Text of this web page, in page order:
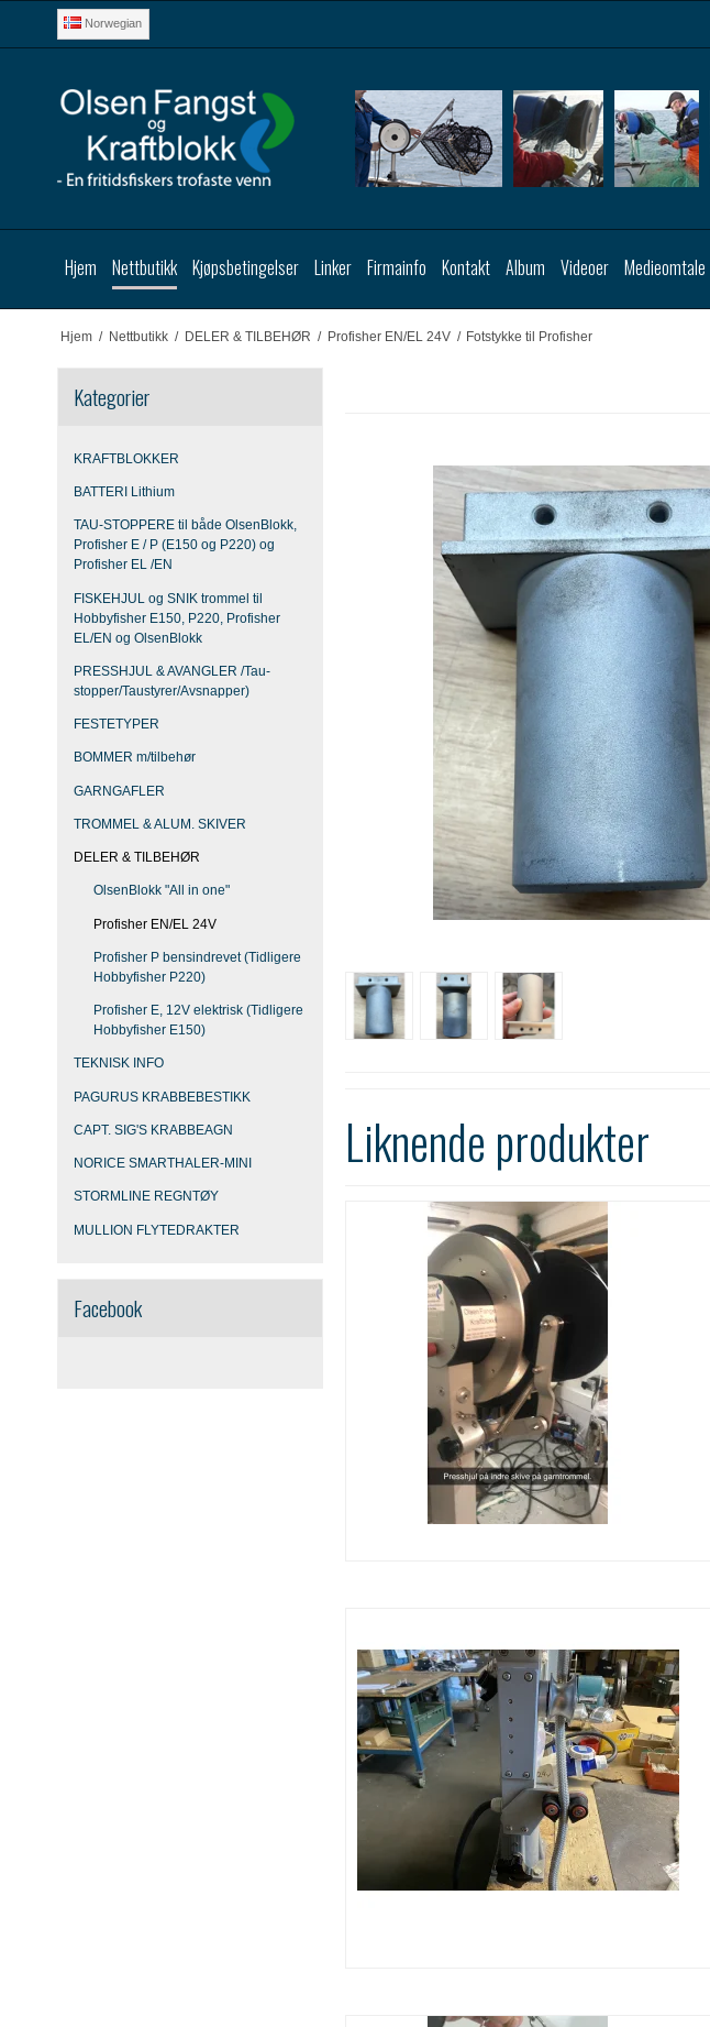
Norwegian
Hjem Nettbutikk Kjøpsbetingelser Linker Firmainfo Kontakt Album Videoer Medieomtale
Hjem / Nettbutikk / DELER & TILBEHØR / Profisher EN/EL 24V / Fotstykke til Profisher
Kategorier
KRAFTBLOKKER
BATTERI Lithium
TAU-STOPPERE til både OlsenBlokk,
Profisher E / P (E150 og P220) og
Profisher EL /EN
FISKEHJUL og SNIK trommel til
Hobbyfisher E150, P220, Profisher
EL/EN og OlsenBlokk
PRESSHJUL & AVANGLER /Tau-
stopper/Taustyrer/Avsnapper)
FESTETYPER
BOMMER m/tilbehør
GARNGAFLER
TROMMEL & ALUM. SKIVER
DELER & TILBEHØR
OlsenBlokk "All in one"
Profisher EN/EL 24V
Profisher P bensindrevet (Tidligere
Hobbyfisher P220)
Profisher E, 12V elektrisk (Tidligere
Hobbyfisher E150)
TEKNISK INFO
PAGURUS KRABBEBESTIKK
CAPT. SIG'S KRABBEAGN
NORICE SMARTHALER-MINI
STORMLINE REGNTØY
MULLION FLYTEDRAKTER
Facebook
Liknende produkter